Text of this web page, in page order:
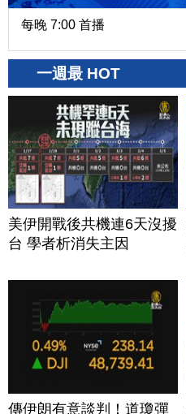
每晚 7:00 首播
一週最 HOT
美伊開戰後共機連6天沒擾
台 學者析消失主因
傳伊朗有意談判！道瓊彈